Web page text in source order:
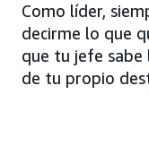
Como líder,
decirme lo que
que tu jefe sabe
de tu propio